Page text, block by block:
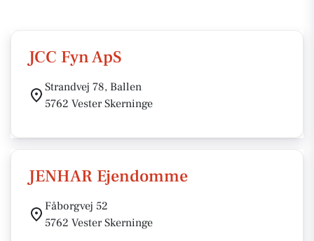
JCC Fyn ApS
Strandvej 78, Ballen
5762 Vester Skerninge
JENHAR Ejendomme
Fåborgvej 52
5762 Vester Skerninge